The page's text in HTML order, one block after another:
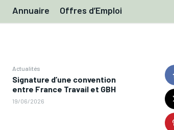
Annuaire
Offres d’Emploi
Actualités
Signature d’une convention
entre France Travail et GBH
19/06/2026